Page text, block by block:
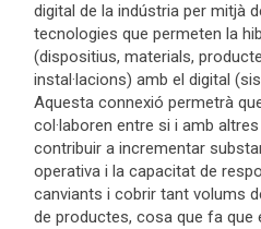
digital de la indústria per mitjà
tecnologies que permeten la
(dispositius, materials,
instal·lacions) amb el digital
Aquesta connexió permetrà
col·laboren entre si i amb
contribuir a incrementar
operativa i la capacitat de
canviants i cobrir tant volums
de productes, cosa que fa que